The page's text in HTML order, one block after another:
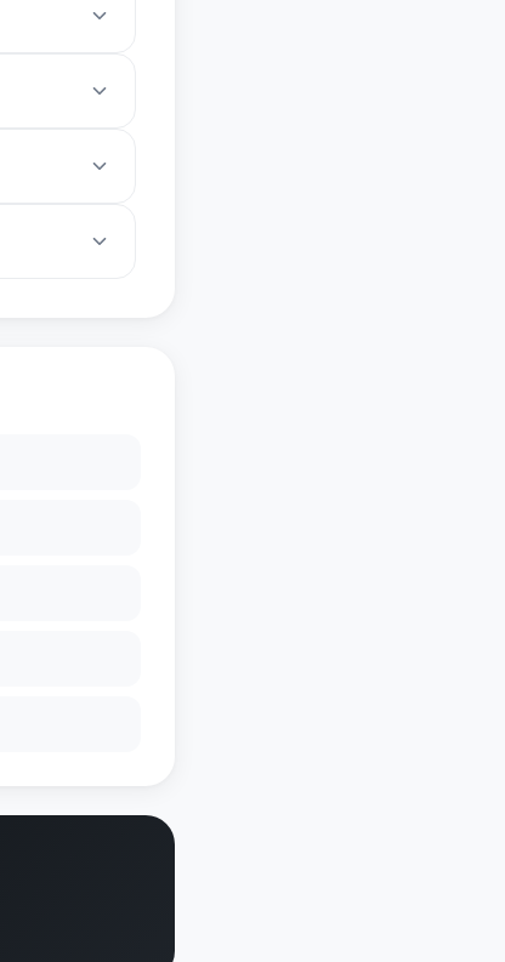
人应保留协议
免贷方损失。
合规性。在
受抵押清算